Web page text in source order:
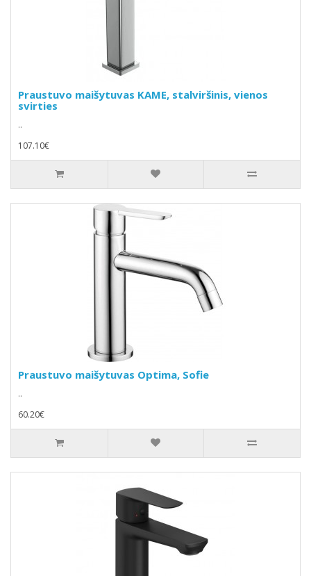
Praustuvo maišytuvas KAME, stalviršinis, vienos
svirties
..
107.10€
Praustuvo maišytuvas Optima, Sofie
..
60.20€